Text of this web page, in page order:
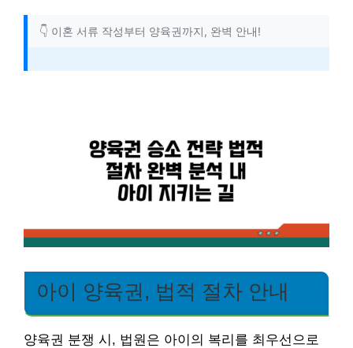
👇 이혼 서류 작성부터 양육권까지, 완벽 안내!
아이 양육권, 법적 절차 안내
양육권 분쟁 시, 법원은 아이의 복리를 최우선으로